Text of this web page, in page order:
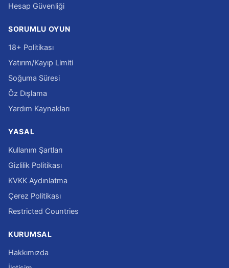
Hesap Güvenliği
SORUMLU OYUN
18+ Politikası
Yatırım/Kayıp Limiti
Soğuma Süresi
Öz Dışlama
Yardım Kaynakları
YASAL
Kullanım Şartları
Gizlilik Politikası
KVKK Aydınlatma
Çerez Politikası
Restricted Countries
KURUMSAL
Hakkımızda